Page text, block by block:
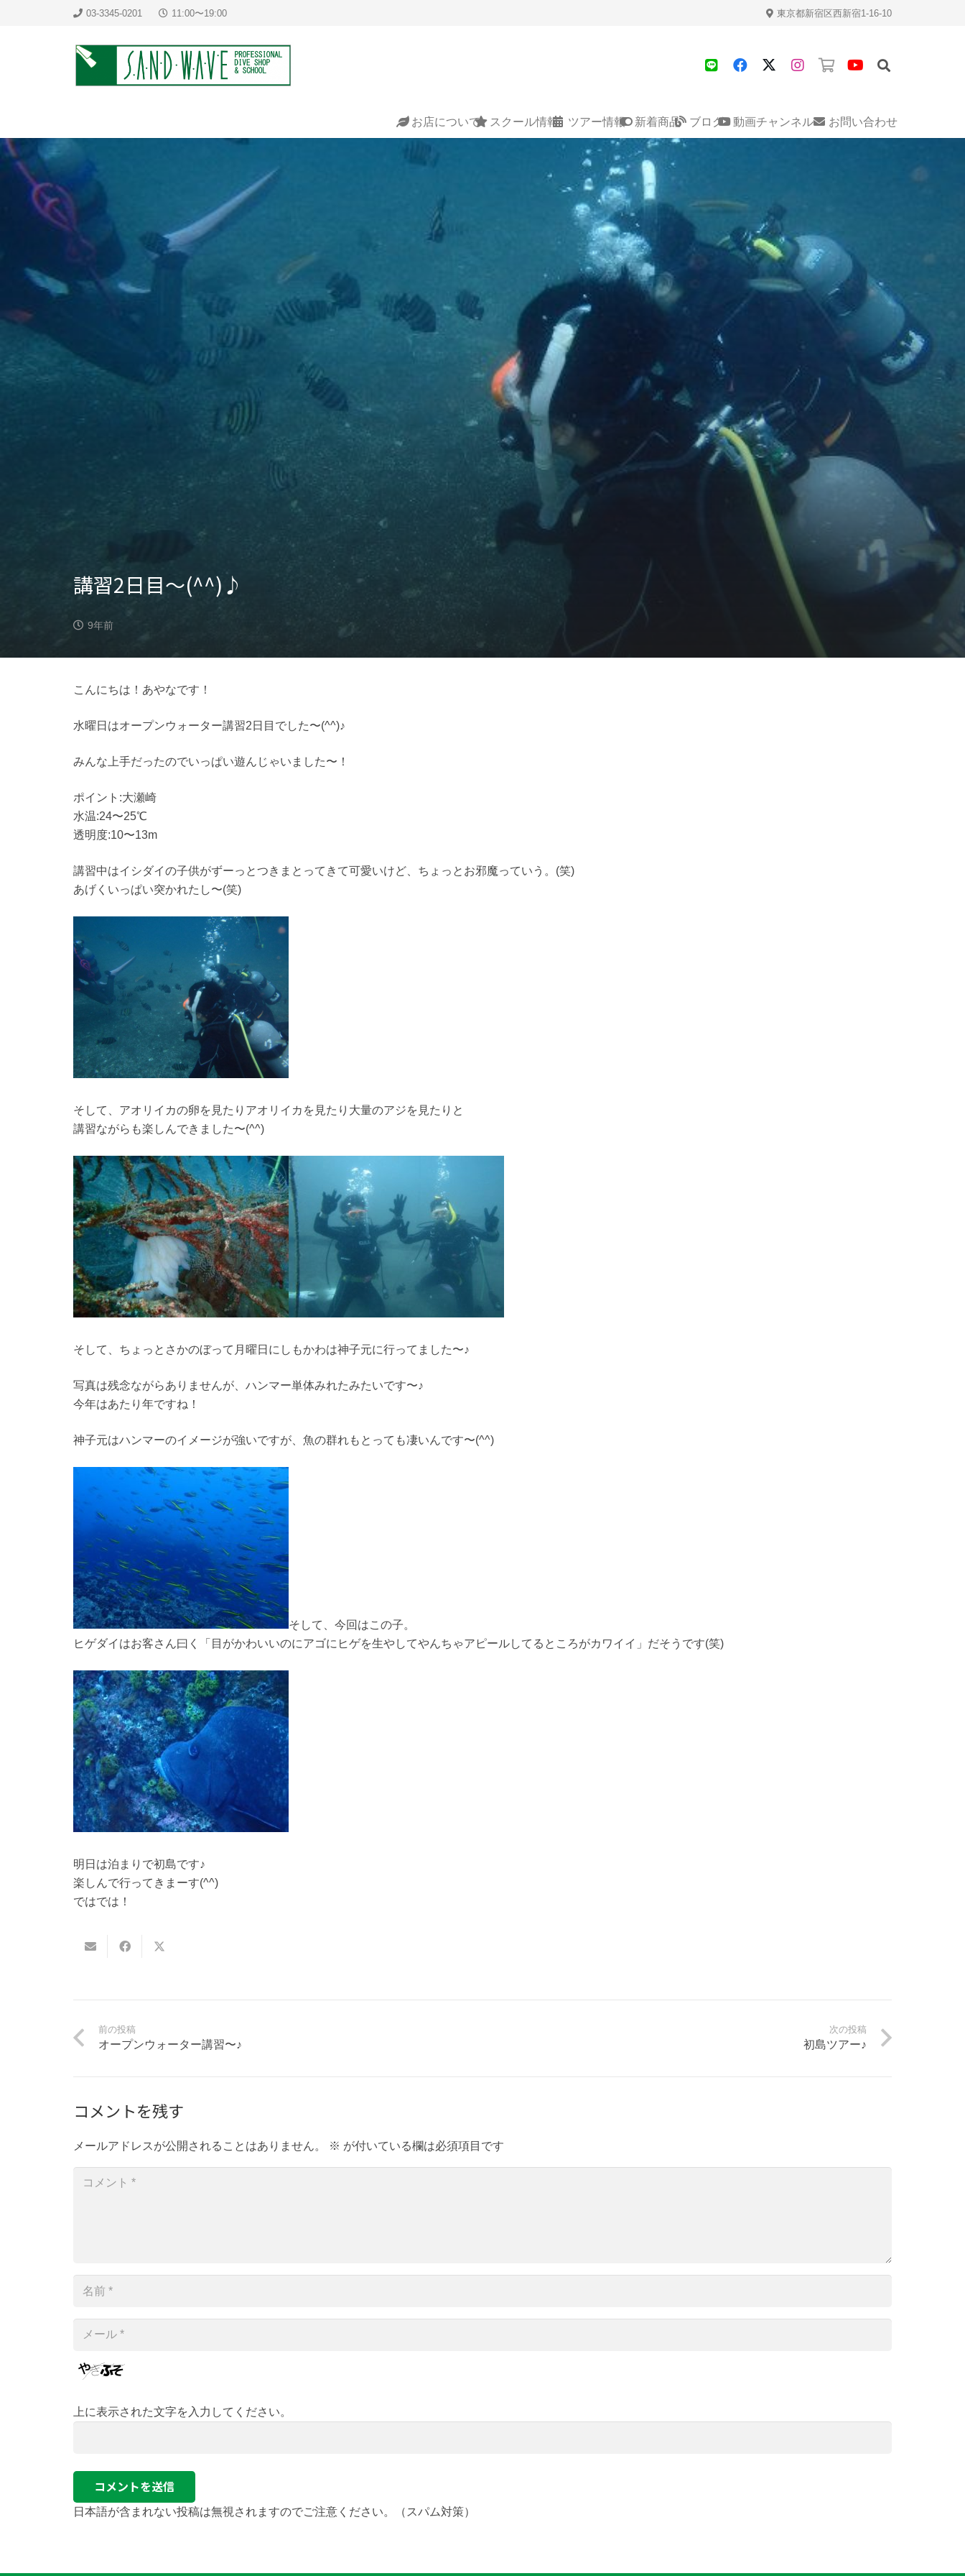
03-3345-0201 11:00〜19:00 東京都新宿区西新宿1-16-10
お店について スクール情報 ツアー情報 新着商品 ブログ 動画チャンネル お問い合わせ
講習2日目〜(^^)♪
9年前
こんにちは！あやなです！
水曜日はオープンウォーター講習2日目でした〜(^^)♪
みんな上手だったのでいっぱい遊んじゃいました〜！
ポイント:大瀬崎
水温:24〜25℃
透明度:10〜13m
講習中はイシダイの子供がずーっとつきまとってきて可愛いけど、ちょっとお邪魔っていう。(笑)
あげくいっぱい突かれたし〜(笑)
そして、アオリイカの卵を見たりアオリイカを見たり大量のアジを見たりと
講習ながらも楽しんできました〜(^^)
そして、ちょっとさかのぼって月曜日にしもかわは神子元に行ってました〜♪
写真は残念ながらありませんが、ハンマー単体みれたみたいです〜♪
今年はあたり年ですね！
神子元はハンマーのイメージが強いですが、魚の群れもとっても凄いんです〜(^^)
そして、今回はこの子。
ヒゲダイはお客さん曰く「目がかわいいのにアゴにヒゲを生やしてやんちゃアピールしてるところがカワイイ」だそうです(笑)
明日は泊まりで初島です♪
楽しんで行ってきまーす(^^)
ではでは！
前の投稿
オープンウォーター講習〜♪
次の投稿
初島ツアー♪
コメントを残す
メールアドレスが公開されることはありません。 ※ が付いている欄は必須項目です
上に表示された文字を入力してください。
コメントを送信
日本語が含まれない投稿は無視されますのでご注意ください。（スパム対策）